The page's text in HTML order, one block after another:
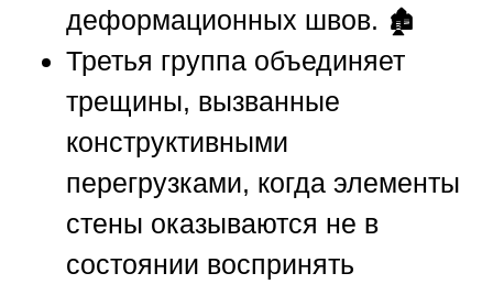
деформационных швов. 🏚️
Третья группа объединяет
трещины, вызванные
конструктивными
перегрузками, когда элементы
стены оказываются не в
состоянии воспринять